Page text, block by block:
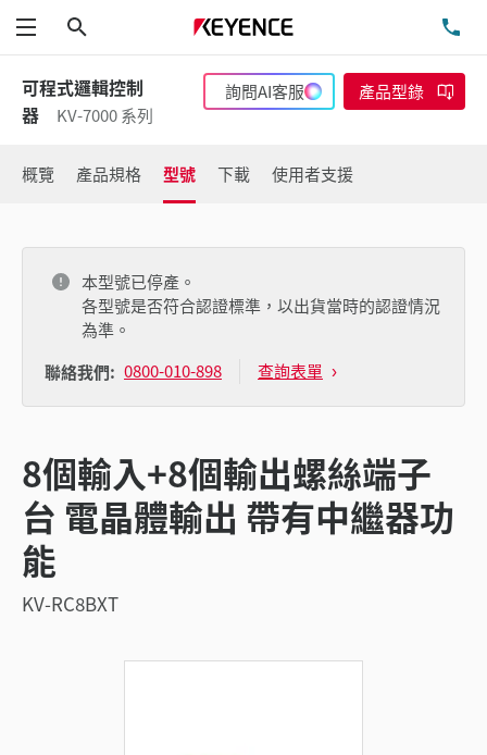
功能表
可程式邏輯控制
器
KV-7000 系列
詢問AI客服 產品型錄
概覽 產品規格 型號 下載 使用者支援
本型號已停產。
各型號是否符合認證標準，以出貨當時的認證情況
為準。
聯絡我們: 0800-010-898 查詢表單
8個輸入+8個輸出螺絲端子
台 電晶體輸出 帶有中繼器功
能
KV-RC8BXT